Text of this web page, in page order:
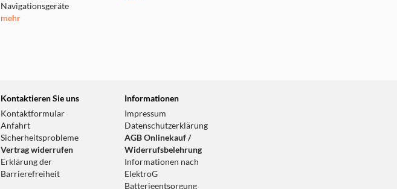
Navigationsgeräte
mehr
Kontaktieren Sie uns
Kontaktformular
Anfahrt
Sicherheitsprobleme
Vertrag widerrufen
Erklärung der
Barrierefreiheit
Informationen
Impressum
Datenschutzerklärung
AGB Onlinekauf /
Widerrufsbelehrung
Informationen nach
ElektroG
Batterieentsorgung